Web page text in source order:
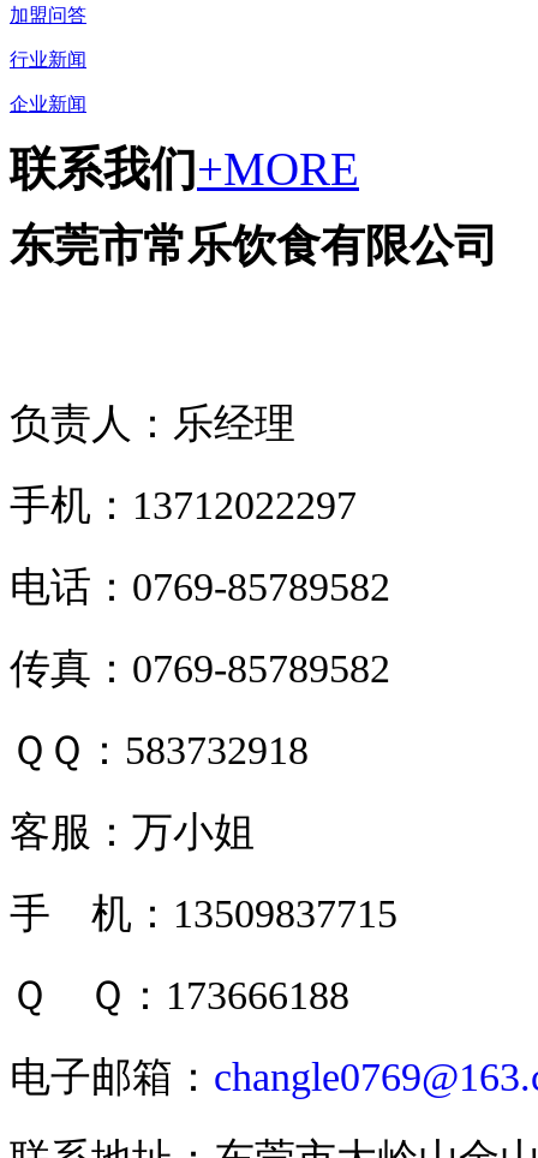
加盟问答
行业新闻
企业新闻
联系我们+MORE
东莞市常乐饮食有限公司
负责人：乐经理
手机：13712022297
电话：0769-85789582
传真：0769-85789582
ＱＱ：583732918
客服：万小姐
手 机：13509837715
Ｑ Ｑ：173666188
电子邮箱：